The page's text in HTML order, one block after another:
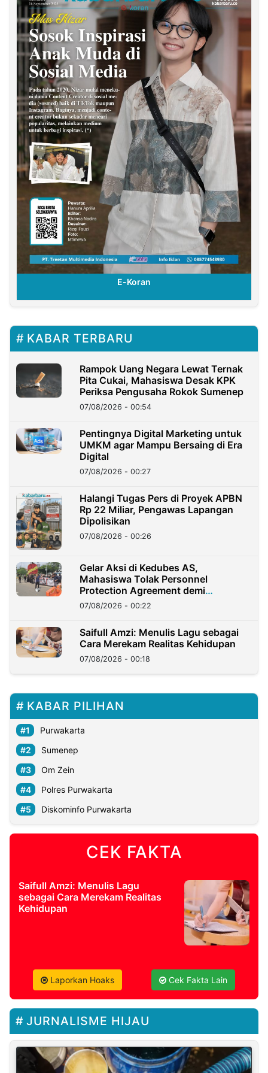
E-Koran
KABAR TERBARU
Rampok Uang Negara Lewat Ternak
Pita Cukai, Mahasiswa Desak KPK
Periksa Pengusaha Rokok Sumenep
07/08/2026 - 00:54
Pentingnya Digital Marketing untuk
UMKM agar Mampu Bersaing di Era
Digital
07/08/2026 - 00:27
Halangi Tugas Pers di Proyek APBN
Rp 22 Miliar, Pengawas Lapangan
Dipolisikan
07/08/2026 - 00:26
Gelar Aksi di Kedubes AS,
Mahasiswa Tolak Personnel
Protection Agreement demi
Kedaulatan Negara
07/08/2026 - 00:22
Saifull Amzi: Menulis Lagu sebagai
Cara Merekam Realitas Kehidupan
07/08/2026 - 00:18
KABAR PILIHAN
Purwakarta
Sumenep
Om Zein
Polres Purwakarta
Diskominfo Purwakarta
CEK FAKTA
Saifull Amzi: Menulis Lagu
sebagai Cara Merekam Realitas
Kehidupan
Laporkan Hoaks Cek Fakta Lain
JURNALISME HIJAU